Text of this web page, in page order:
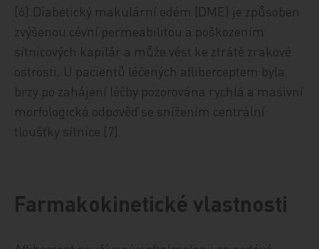
[6].Diabetický makulární edém (DME) je způsoben
zvýšenou cévní permeabilitou a poškozením
sítnicových kapilár a může vést ke ztrátě zrakové
ostrosti. U pacientů léčených afliberceptem byla
brzy po zahájení léčby pozorována rychlá a masivní
morfologická odpověď se snížením centrální
tloušťky sítnice [7].
Farmakokinetické vlastnosti